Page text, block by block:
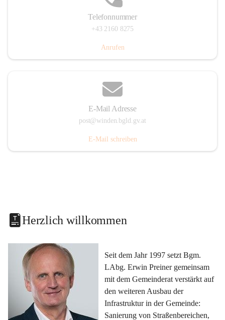
Telefonnummer
+43 2160 8275
Anrufen
E-Mail Adresse
post@winden.bgld.gv.at
E-Mail schreiben
Herzlich willkommen
Seit dem Jahr 1997 setzt Bgm.
LAbg. Erwin Preiner gemeinsam
mit dem Gemeinderat verstärkt auf
den weiteren Ausbau der
Infrastruktur in der Gemeinde:
Sanierung von Straßenbereichen,